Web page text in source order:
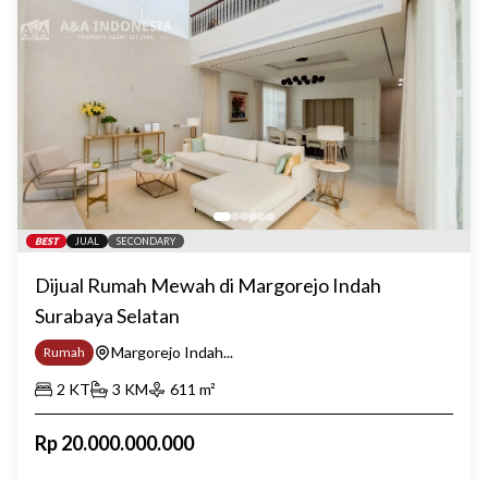
BEST JUAL SECONDARY
Dijual Rumah Mewah di Margorejo Indah
Surabaya Selatan
Rumah
Margorejo Indah...
2 KT 3 KM 611 m²
Rp20.000.000.000